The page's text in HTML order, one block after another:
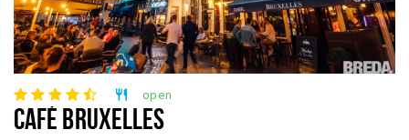
restaurant open
CAFÉ BRUXELLES